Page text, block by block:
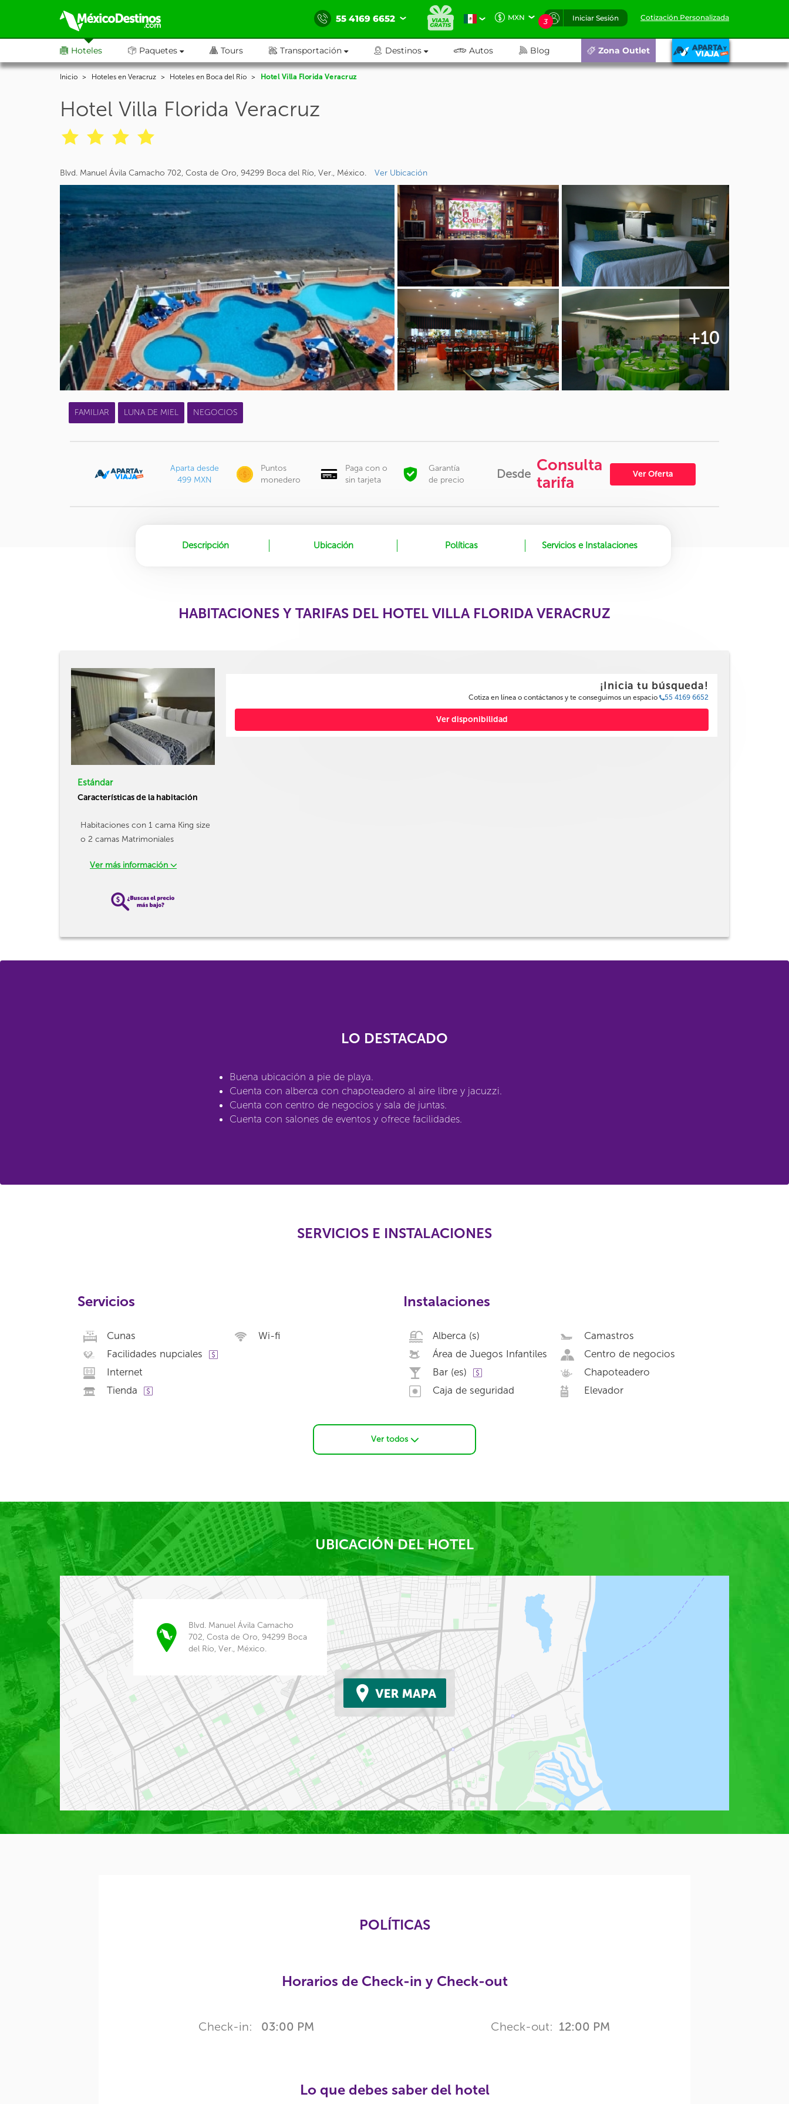
55 4169 6652 MXN 3 Iniciar Sesión Cotización Personalizada
Hoteles Paquetes Tours Transportación Destinos Autos Blog Zona Outlet
Inicio Hoteles en Veracruz Hoteles en Boca del Río Hotel Villa Florida Veracruz
Hotel Villa Florida Veracruz
Blvd. Manuel Ávila Camacho 702, Costa de Oro, 94299 Boca del Río, Ver., México. Ver Ubicación
+10
FAMILIAR LUNA DE MIEL NEGOCIOS
Aparta desde
499 MXN
Puntos
monedero
Paga con o
sin tarjeta
Garantía
de precio
Desde Consulta
tarifa
Ver Oferta
Descripción Ubicación Políticas Servicios e Instalaciones
HABITACIONES Y TARIFAS DEL HOTEL VILLA FLORIDA VERACRUZ
Estándar
Características de la habitación
Habitaciones con 1 cama King size
o 2 camas Matrimoniales
Ver más información
¡Inicia tu búsqueda!
Cotiza en línea o contáctanos y te conseguimos un espacio 55 4169 6652
Ver disponibilidad
LO DESTACADO
Buena ubicación a pie de playa.
Cuenta con alberca con chapoteadero al aire libre y jacuzzi.
Cuenta con centro de negocios y sala de juntas.
Cuenta con salones de eventos y ofrece facilidades.
SERVICIOS E INSTALACIONES
Servicios
Cunas
Facilidades nupciales
Internet
Tienda
Wi-fi
Instalaciones
Alberca (s)
Área de Juegos Infantiles
Bar (es)
Caja de seguridad
Camastros
Centro de negocios
Chapoteadero
Elevador
Ver todos
UBICACIÓN DEL HOTEL
Blvd. Manuel Ávila Camacho
702, Costa de Oro, 94299 Boca
del Río, Ver., México.
POLÍTICAS
Horarios de Check-in y Check-out
Check-in: 03:00 PM Check-out: 12:00 PM
Lo que debes saber del hotel